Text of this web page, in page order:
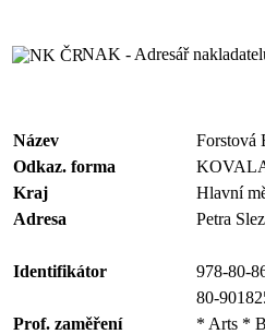
NAK - Adresář
Název
Odkaz. forma
Kraj
Hlavní
Adresa
Petra
Identifikátor
978-80-
80-
Prof. zaměření
* Arts *